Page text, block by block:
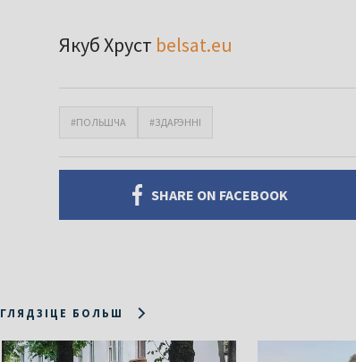
Якуб Хруст belsat.eu
#ПОЛЬШЧА #ЗДАРЭННІ
SHARE ON FACEBOOK
ГЛЯДЗІЦЕ БОЛЬШ